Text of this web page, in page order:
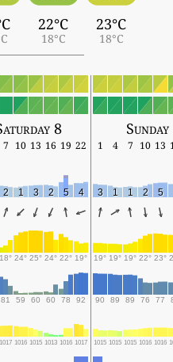
22°C
18°C
23°C
18°C
8
7 10 13 16 19 22 1 4 7 10 13
2 1 3 2 5 4 3 1 1 2 5
18° 24° 25° 24° 22° 19° 19° 19° 19° 22° 23°
81 59 60 60 78 92 90 89 89 76 77
1017 1016 1015 1013 1016 1017 1015 1015 1015 1016 1016